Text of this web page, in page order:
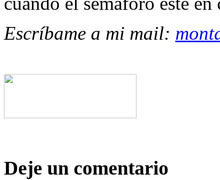
Escríbame a mi mail:
Deje un comentario